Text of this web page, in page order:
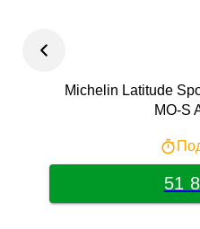
Michelin Latitude
MO-S
51